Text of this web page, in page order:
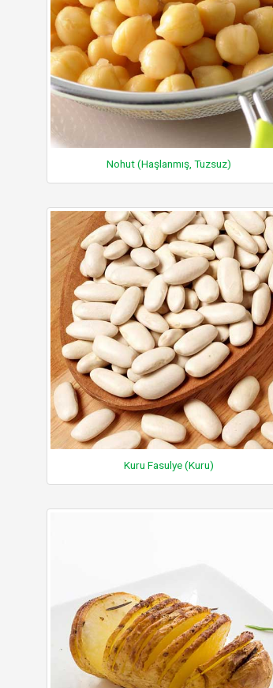
Nohut (Haşlanmış, Tuzsuz)
Kuru Fasulye (Kuru)